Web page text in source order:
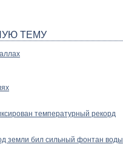
ТЕМУ
температурный рекорд
земли бил сильный фонтан воды